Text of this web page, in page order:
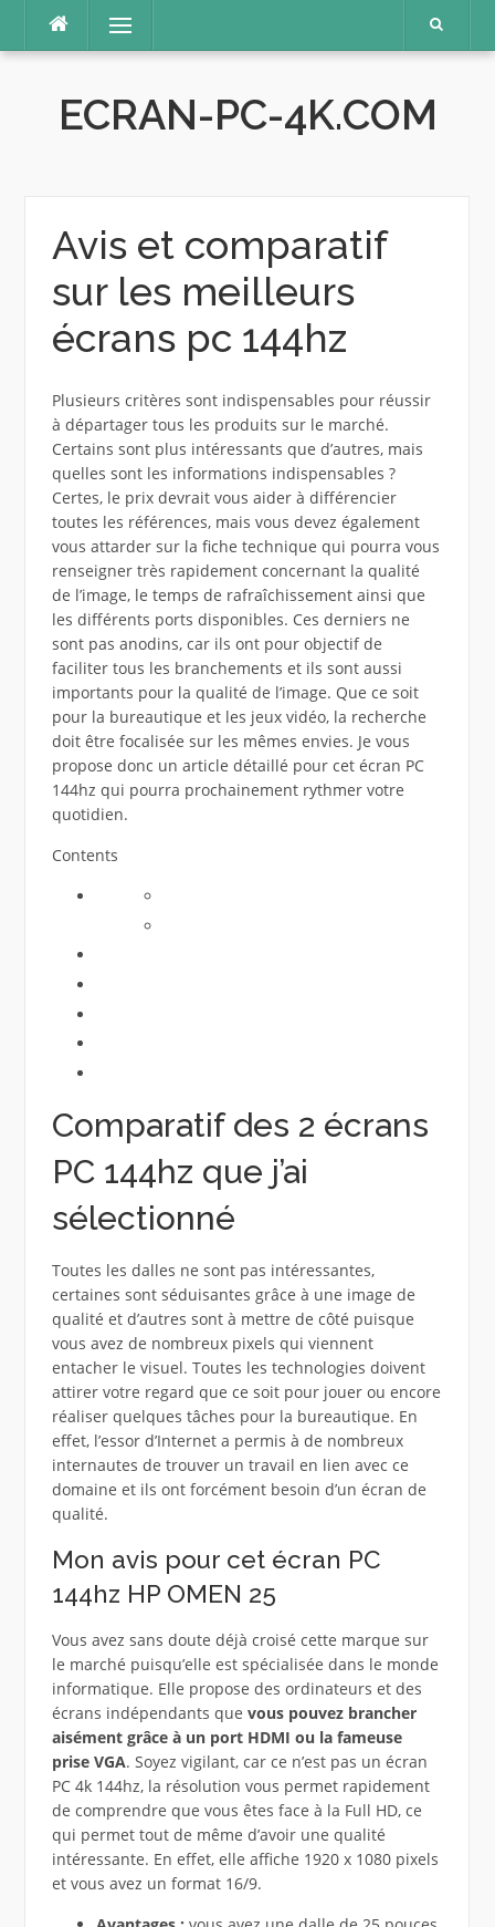
contenu
Menu
ECRAN-PC-4K.COM
Avis et comparatif
sur les meilleurs
écrans pc 144hz
Plusieurs critères sont indispensables pour réussir
à départager tous les produits sur le marché.
Certains sont plus intéressants que d’autres, mais
quelles sont les informations indispensables ?
Certes, le prix devrait vous aider à différencier
toutes les références, mais vous devez également
vous attarder sur la fiche technique qui pourra vous
renseigner très rapidement concernant la qualité
de l’image, le temps de rafraîchissement ainsi que
les différents ports disponibles. Ces derniers ne
sont pas anodins, car ils ont pour objectif de
faciliter tous les branchements et ils sont aussi
importants pour la qualité de l’image. Que ce soit
pour la bureautique et les jeux vidéo, la recherche
doit être focalisée sur les mêmes envies. Je vous
propose donc un article détaillé pour cet écran PC
144hz qui pourra prochainement rythmer votre
quotidien.
Contents
Comparatif des 2 écrans
PC 144hz que j’ai
sélectionné
Toutes les dalles ne sont pas intéressantes,
certaines sont séduisantes grâce à une image de
qualité et d’autres sont à mettre de côté puisque
vous avez de nombreux pixels qui viennent
entacher le visuel. Toutes les technologies doivent
attirer votre regard que ce soit pour jouer ou encore
réaliser quelques tâches pour la bureautique. En
effet, l’essor d’Internet a permis à de nombreux
internautes de trouver un travail en lien avec ce
domaine et ils ont forcément besoin d’un écran de
qualité.
Mon avis pour cet écran PC
144hz HP OMEN 25
Vous avez sans doute déjà croisé cette marque sur
le marché puisqu’elle est spécialisée dans le monde
informatique. Elle propose des ordinateurs et des
écrans indépendants que vous pouvez brancher
aisément grâce à un port HDMI ou la fameuse
prise VGA. Soyez vigilant, car ce n’est pas un écran
PC 4k 144hz, la résolution vous permet rapidement
de comprendre que vous êtes face à la Full HD, ce
qui permet tout de même d’avoir une qualité
intéressante. En effet, elle affiche 1920 x 1080 pixels
et vous avez un format 16/9.